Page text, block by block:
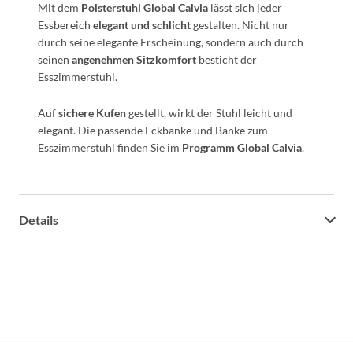
Mit dem Polsterstuhl Global Calvia lässt sich jeder
Essbereich elegant und schlichtgestalten. Nicht nur
durch seine elegante Erscheinung, sondern auch durch
seinen angenehmen Sitzkomfort besticht der
Esszimmerstuhl.
Aufsichere Kufengestellt, wirkt der Stuhl leicht und
elegant. Die passende Eckbänke und Bänke zum
Esszimmerstuhl finden Sie im Programm Global Calvia.
Details